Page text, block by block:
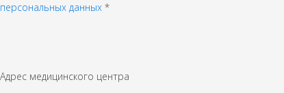
персональных данных *
Адрес медицинского центра